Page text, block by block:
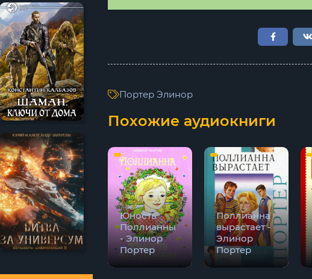
Портер Элинор
Похожие аудиокниги
Юность
Поллианны
- Элинор
Портер
Поллианна
вырастает -
Элинор
Портер